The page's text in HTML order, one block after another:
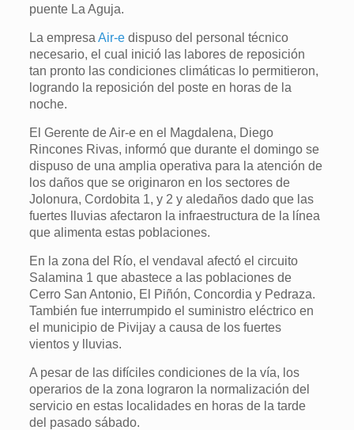
puente La Aguja.
La empresaAir-e dispuso del personal técnico
necesario, el cual inició las labores de reposición
tan pronto las condiciones climáticas lo permitieron,
logrando la reposición del poste en horas de la
noche.
El Gerente de Air-e en el Magdalena, Diego
Rincones Rivas, informó que durante el domingo se
dispuso de una amplia operativa para la atención de
los daños que se originaron en los sectores de
Jolonura, Cordobita 1, y 2 y aledaños dado que las
fuertes lluvias afectaron la infraestructura de la línea
que alimenta estas poblaciones.
En la zona del Río, el vendaval afectó el circuito
Salamina 1 que abastece a las poblaciones de
Cerro San Antonio, El Piñón, Concordia y Pedraza.
También fue interrumpido el suministro eléctrico en
el municipio de Pivijay a causa de los fuertes
vientos y lluvias.
A pesar de las difíciles condiciones de la vía, los
operarios de la zona lograron la normalización del
servicio en estas localidades en horas de la tarde
del pasado sábado.